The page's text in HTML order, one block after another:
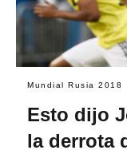
Mundial Rusia 2018
Esto dijo
la derrota